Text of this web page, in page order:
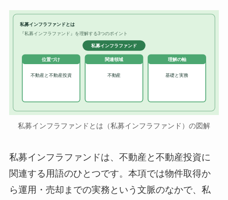
私募インフラファンドとは
『私募インフラファンド』を理解する3つのポイント
私募インフラファンド
位置づけ
不動産と不動産投資
関連領域
不動産
理解の軸
基礎と実務
私募インフラファンドとは（私募インフラファンド）の図解
私募インフラファンドは、不動産と不動産投資に
関連する用語のひとつです。本項では物件取得か
ら運用・売却までの実務という文脈のなかで、私